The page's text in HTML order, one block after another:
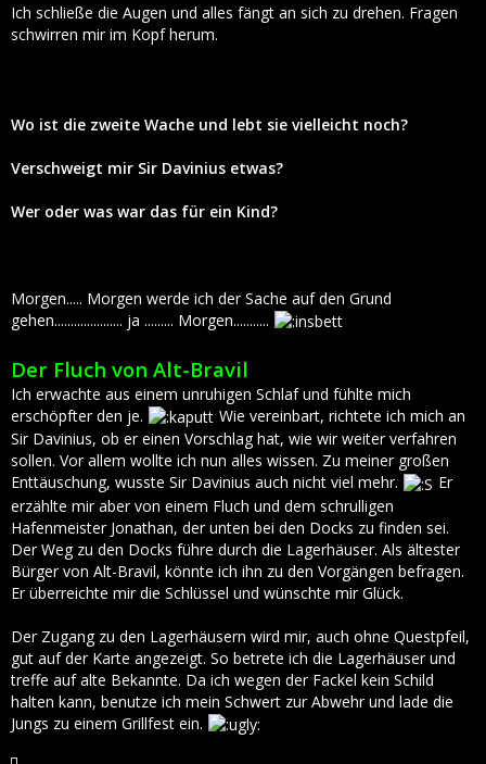
Ich schließe die Augen und alles fängt an sich zu drehen. Fragen
schwirren mir im Kopf herum.
Wo ist die zweite Wache und lebt sie vielleicht noch?
Verschweigt mir Sir Davinius etwas?
Wer oder was war das für ein Kind?
Morgen..... Morgen werde ich der Sache auf den Grund
gehen..................... ja ......... Morgen...........
Der Fluch von Alt-Bravil
Ich erwachte aus einem unruhigen Schlaf und fühlte mich
erschöpfter den je.
Wie vereinbart, richtete ich mich an
Sir Davinius, ob er einen Vorschlag hat, wie wir weiter verfahren
sollen. Vor allem wollte ich nun alles wissen. Zu meiner großen
Enttäuschung, wusste Sir Davinius auch nicht viel mehr.
Er
erzählte mir aber von einem Fluch und dem schrulligen
Hafenmeister Jonathan, der unten bei den Docks zu finden sei.
Der Weg zu den Docks führe durch die Lagerhäuser. Als ältester
Bürger von Alt-Bravil, könnte ich ihn zu den Vorgängen befragen.
Er überreichte mir die Schlüssel und wünschte mir Glück.
Der Zugang zu den Lagerhäusern wird mir, auch ohne Questpfeil,
gut auf der Karte angezeigt. So betrete ich die Lagerhäuser und
treffe auf alte Bekannte. Da ich wegen der Fackel kein Schild
halten kann, benutze ich mein Schwert zur Abwehr und lade die
Jungs zu einem Grillfest ein.